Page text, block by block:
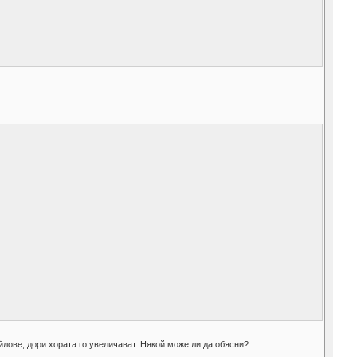
дори хората го увеличават. Някой може ли да обясни?